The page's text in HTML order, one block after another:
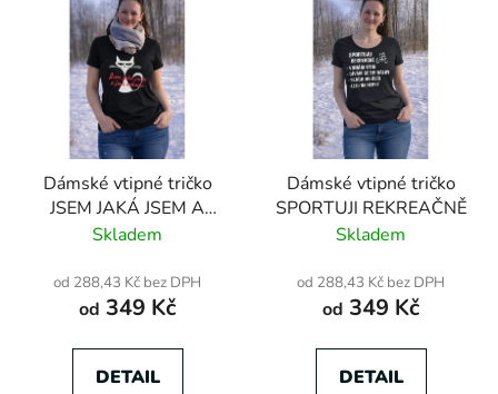
Dámské vtipné tričko
JSEM JAKÁ JSEM A
JINÁ NEBUDU
Skladem
od 288,43 Kč bez DPH
od 349 Kč
DETAIL
Dámské vtipné tričko
SPORTUJI REKREAČNĚ
Skladem
od 288,43 Kč bez DPH
od 349 Kč
DETAIL